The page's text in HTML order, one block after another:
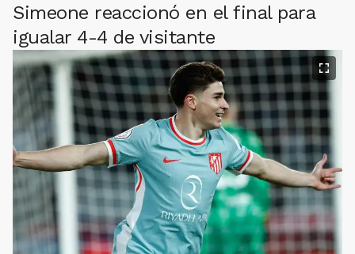
Simeone reaccionó en el final para
igualar 4-4 de visitante